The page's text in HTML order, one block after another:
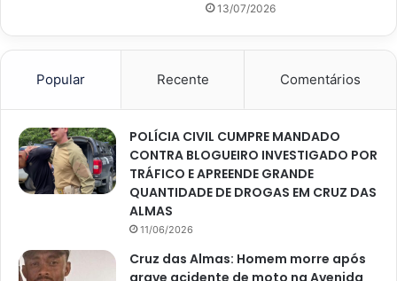
13/07/2026
Popular Recente Comentários
POLÍCIA CIVIL CUMPRE MANDADO
CONTRA BLOGUEIRO INVESTIGADO POR
TRÁFICO E APREENDE GRANDE
QUANTIDADE DE DROGAS EM CRUZ DAS
ALMAS
11/06/2026
Cruz das Almas: Homem morre após